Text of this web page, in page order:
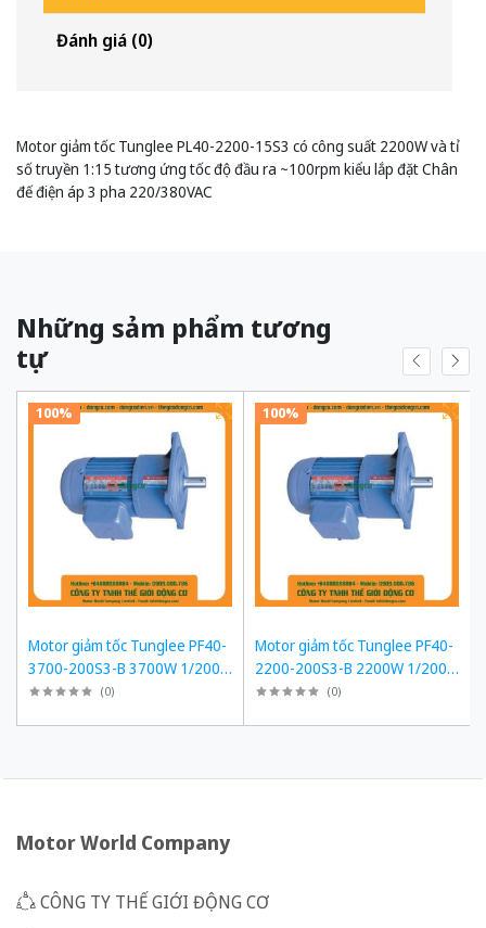
Đánh giá (0)
Motor giảm tốc Tunglee PL40-2200-15S3 có công suất 2200W và tỉ
số truyền 1:15 tương ứng tốc độ đầu ra ~100rpm kiểu lắp đặt Chân
đế điện áp 3 pha 220/380VAC
Những sảm phẩm tương
tự
100%
Motor giảm tốc Tunglee PF40-
3700-200S3-B 3700W 1/200
~7-8rpm Mặt bích
(0)
100%
Motor giảm tốc Tunglee PF40-
2200-200S3-B 2200W 1/200
~7-8rpm Mặt bích
(0)
Motor World Company
CÔNG TY THẾ GIỚI ĐỘNG CƠ